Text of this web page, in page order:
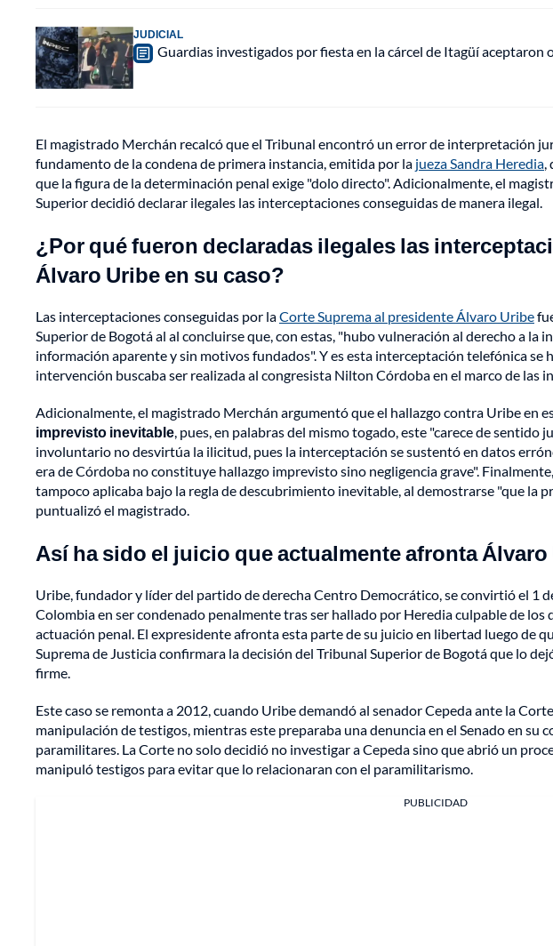
JUDICIAL
Guardias investigados por fiesta en la cárcel de Itagüí aceptaron
El magistrado Merchán recalcó que el Tribunal encontró un error de interpretación
fundamento de la condena de primera instancia, emitida por la jueza Sandra Heredia,
que la figura de la determinación penal exige "dolo directo". Adicionalmente, el
Superior decidió declarar ilegales las interceptaciones conseguidas de manera ilegal.
¿Por qué fueron declaradas ilegales las
Álvaro Uribe en su caso?
Las interceptaciones conseguidas por laCorte Suprema al presidente Álvaro Uribe
Superior de Bogotá al al concluirse que, con estas, "hubo vulneración al derecho a la
información aparente y sin motivos fundados". Y es esta interceptación telefónica se
intervención buscaba ser realizada al congresista Nilton Córdoba en el marco de las
Adicionalmente, el magistrado Merchán argumentó que el hallazgo contra Uribe en
imprevisto inevitable, pues, en palabras del mismo togado, este "carece de sentido
involuntario no desvirtúa la ilicitud, pues la interceptación se sustentó en datos
era de Córdoba no constituye hallazgo imprevisto sino negligencia grave".
tampoco aplicaba bajo la regla de descubrimiento inevitable, al demostrarse "que la
puntualizó el magistrado.
Así ha sido el juicio que actualmente afronta Álvaro
Uribe, fundador y líder del partido de derecha Centro Democrático, se convirtió el 1
Colombia en ser condenado penalmente tras ser hallado por Heredia culpable de los
actuación penal. El expresidente afronta esta parte de su juicio en libertad luego de
Suprema de Justicia confirmara la decisión del Tribunal Superior de Bogotá que lo
firme.
Este caso se remonta a 2012, cuando Uribe demandó al senador Cepeda ante la
manipulación de testigos, mientras este preparaba una denuncia en el Senado en su
paramilitares. La Corte no solo decidió no investigar a Cepeda sino que abrió un
manipuló testigos para evitar que lo relacionaran con el paramilitarismo.
PUBLICIDAD